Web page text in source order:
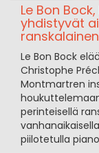
Le Bon
yhdistyvät
Le Bon Bock
Christophe
Montmartren
perinteisellä
piilotetulla